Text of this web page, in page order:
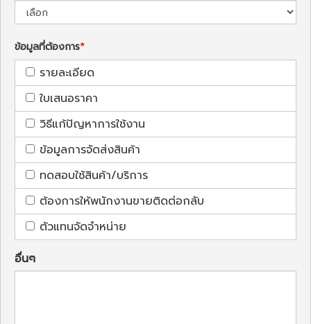
ข้อมูลที่ต้องการ
รายละเอียด
ใบเสนอราคา
วิธีแก้ปัญหาการใช้งาน
ข้อมูลการจัดส่งสินค้า
ทดสอบใช้สินค้า/บริการ
ต้องการให้พนักงานขายติดต่อกลับ
ตัวแทนจัดจำหน่าย
อื่นๆ